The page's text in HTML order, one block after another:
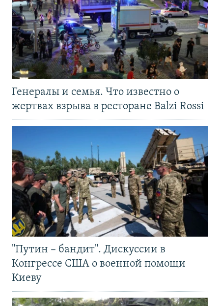
Генералы и семья. Что известно о
жертвах взрыва в ресторане Balzi Rossi
"Путин – бандит". Дискуссии в
Конгрессе США о военной помощи
Киеву